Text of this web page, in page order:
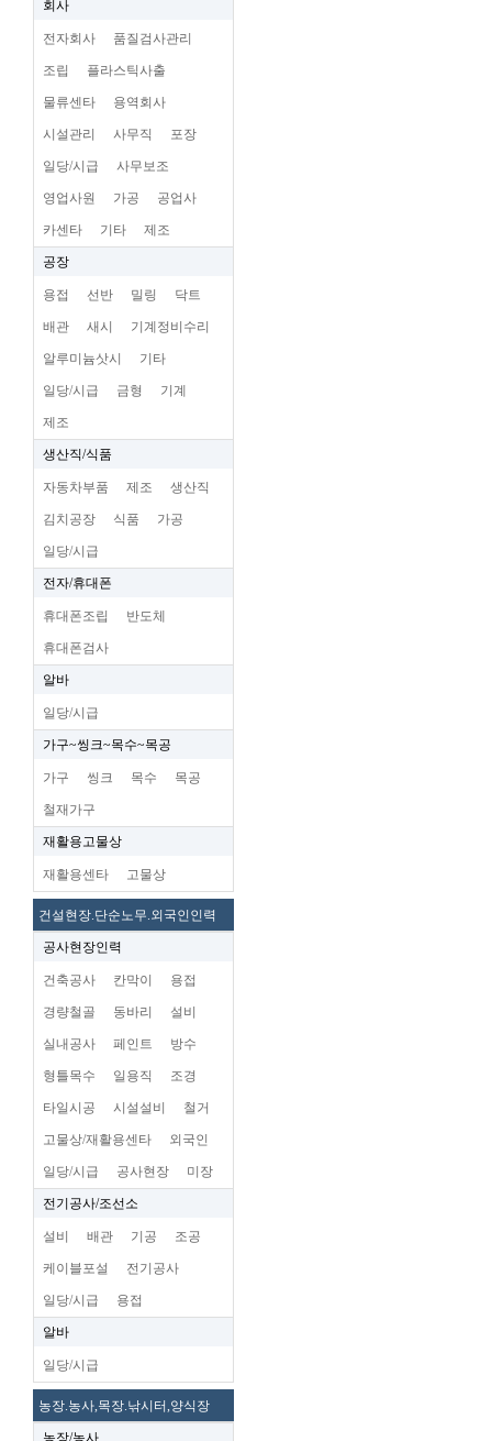
회사
전자회사 품질검사관리
조립 플라스틱사출
물류센타 용역회사
시설관리 사무직 포장
일당/시급 사무보조
영업사원 가공 공업사
카센타 기타 제조
공장
용접 선반 밀링 닥트
배관 새시 기계정비수리
알루미늄삿시 기타
일당/시급 금형 기계
제조
생산직/식품
자동차부품 제조 생산직
김치공장 식품 가공
일당/시급
전자/휴대폰
휴대폰조립 반도체
휴대폰검사
알바
일당/시급
가구~씽크~목수~목공
가구 씽크 목수 목공
철재가구
재활용고물상
재활용센타 고물상
건설현장.단순노무.외국인인력
공사현장인력
건축공사 칸막이 용접
경량철골 동바리 설비
실내공사 페인트 방수
형틀목수 일용직 조경
타일시공 시설설비 철거
고물상/재활용센타 외국인
일당/시급 공사현장 미장
전기공사/조선소
설비 배관 기공 조공
케이블포설 전기공사
일당/시급 용접
알바
일당/시급
농장.농사,목장.낚시터,양식장
농장/농사